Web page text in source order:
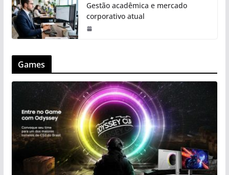
Gestão acadêmica e mercado
corporativo atual
Games